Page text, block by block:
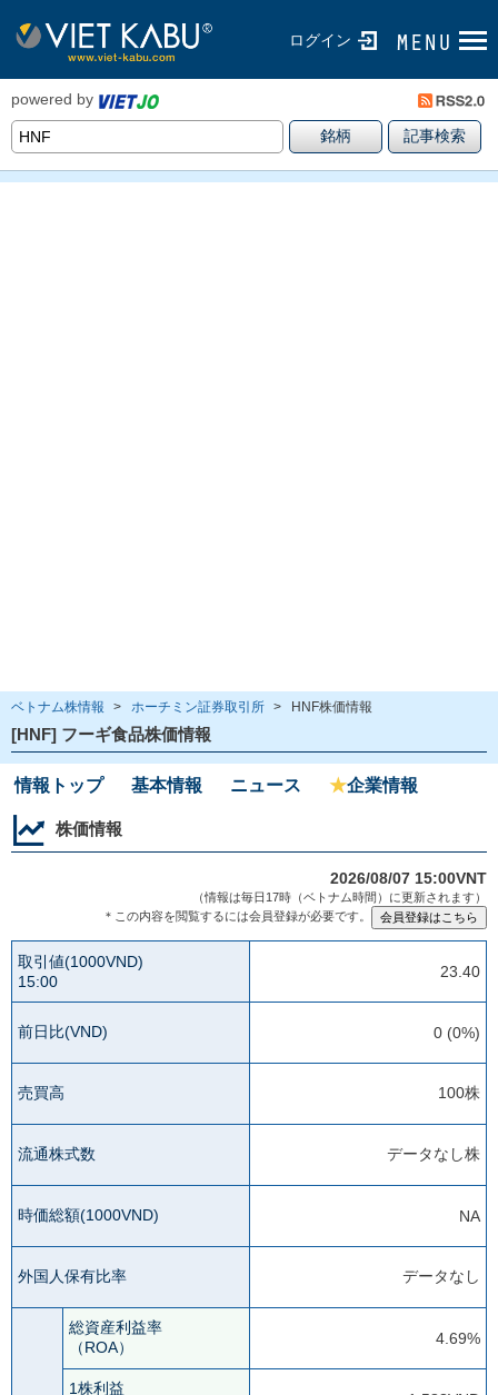
ログイン
powered by
ベトナム株情報 > ホーチミン証券取引所 > HNF株価情報
[HNF] フーギ食品株価情報
情報トップ 基本情報 ニュース ★企業情報
株価情報
2026/08/07 15:00VNT
（情報は毎日17時（ベトナム時間）に更新されます）
＊この内容を閲覧するには会員登録が必要です。
取引値(1000VND)
15:00
23.40
前日比(VND) 0 (0%)
売買高 100株
流通株式数 データなし株
時価総額(1000VND) NA
外国人保有比率 データなし
総資産利益率
（ROA）
4.69%
1株利益